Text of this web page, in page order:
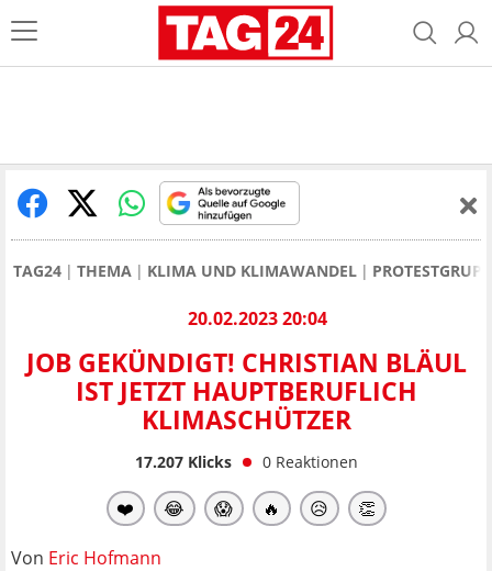
TAG24 THEMA KLIMA UND KLIMAWANDEL
20.02.2023 20:04
JOB GEKÜNDIGT! CHRISTIAN BLÄUL
IST JETZT HAUPTBERUFLICH
KLIMASCHÜTZER
17.207Klicks 0 Reaktionen
❤️ 😂 😱 🔥 😥 👏
Von Eric Hofmann